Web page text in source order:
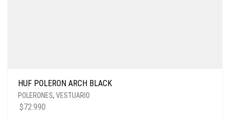
HUF POLERON ARCH BLACK
POLERONES, VESTUARIO
$72.990